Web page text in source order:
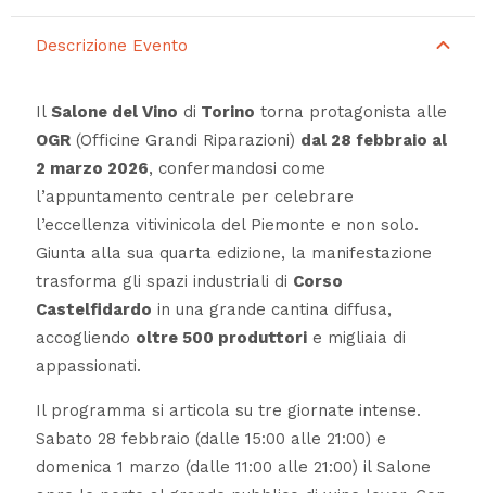
Descrizione Evento
Il Salone del Vino di Torino torna protagonista alle
OGR(Officine Grandi Riparazioni) dal 28 febbraio al
2 marzo 2026, confermandosi come
l’appuntamento centrale per celebrare
l’eccellenza vitivinicola del Piemonte e non solo.
Giunta alla sua quarta edizione, la manifestazione
trasforma gli spazi industriali di Corso
Castelfidardo in una grande cantina diffusa,
accogliendo oltre 500 produttorie migliaia di
appassionati.
Il programma si articola su tre giornate intense.
Sabato 28 febbraio (dalle 15:00 alle 21:00) e
domenica 1 marzo (dalle 11:00 alle 21:00) il Salone